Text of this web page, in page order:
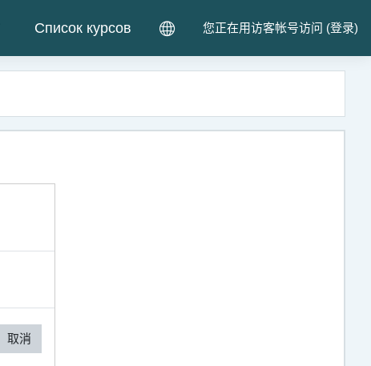
Список курсов 您正在用访客帐号访问 (登录)
取消